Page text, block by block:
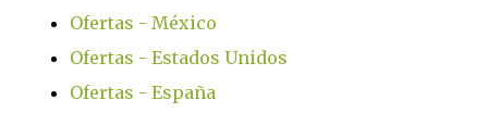
Ofertas - México
Ofertas - Estados Unidos
Ofertas - España